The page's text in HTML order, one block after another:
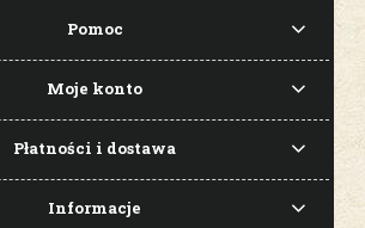
Pomoc
Moje konto
Płatności i dostawa
Informacje